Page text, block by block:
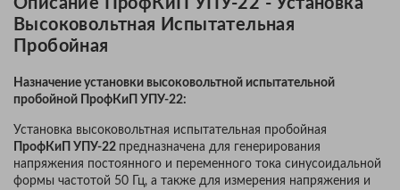
Высоковольтная Испытательная
Пробойная
Назначение установки высоковольтной испытательной
пробойной ПрофКиП УПУ-22:
Установка высоковольтная испытательная пробойная
ПрофКиП УПУ-22 предназначена для генерирования
напряжения постоянного и переменного тока синусоидальной
формы частотой 50 Гц, а также для измерения напряжения и